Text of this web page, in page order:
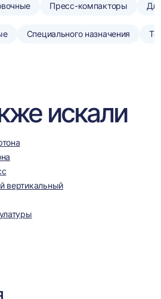
Пресс-компакторы
Специального назначения
искали
вертикальный